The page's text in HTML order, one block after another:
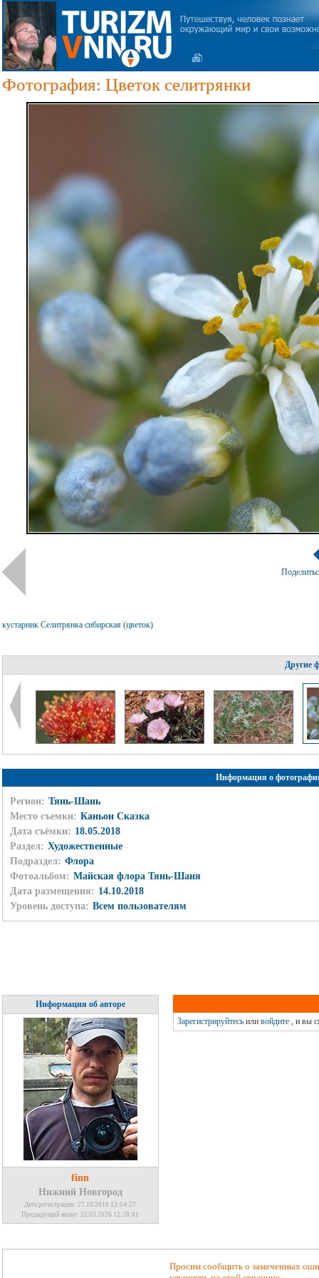
Фотография: Цветок селитрянки
кустарник Селитрянка сибирская (цветок)
Другие
Информация о
Регион: Тянь-Шань
Место съемки: Каньон Сказка
Дата съёмки: 18.05.2018
Раздел: Художественные
Подраздел: Флора
Фотоальбом: Майская флора Тянь-Шаня
Дата размещения: 14.10.2018
Уровень доступа: Всем пользователям
Информация об авторе
finn
Нижний Новгород
Дата регистрации: 27.10.2010 13:54:27
Предыдущий визит: 22.03.2026 12:28:01
Зарегистрируйтесьили войдите, и вы
Просим сообщить о замеченных